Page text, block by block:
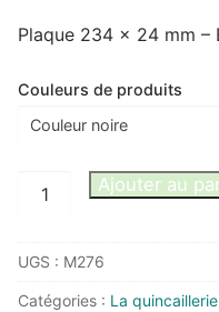
Plaque 234 x 24 mm –
Couleurs de produits
quantité
poignée
entraxe
Ajouter au
UGS : M276
Catégories : La quincaillerie